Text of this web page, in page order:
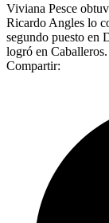
Viviana Pesce
Ricardo Angles lo
segundo puesto en
logró en Caballeros.
Compartir: